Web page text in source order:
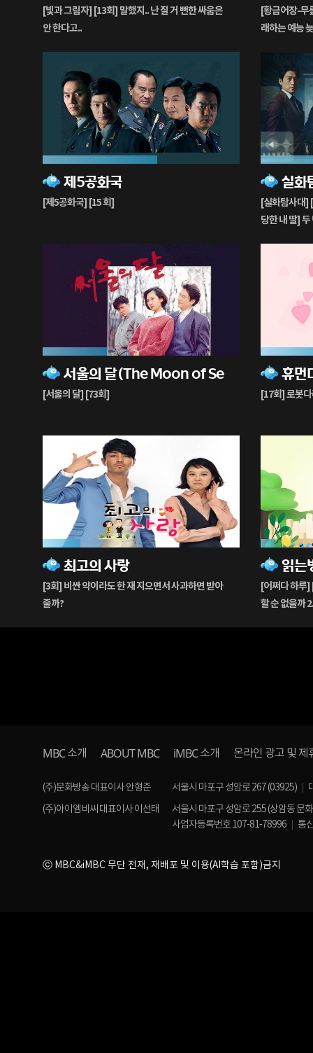
[빛과 그림자] [13회] 말했지.. 난 질 거 뻔한 싸움은
안 한다고..
생
중
[황금어장-무
래하는 예능
생
중
제5공화국
[제5공화국] [15 회]
58%
재
생
실화
[실화탐사대]
당한 내 딸]
67%
재
생
중
[서울의 달] [73회]
33%
재
생
휴먼
[17회] 로봇
29%
재
생
최고의 사랑
[3회] 비싼 약이라도 한 재 지으면서 사과하면 받아
줄까?
19%
재
생
중
읽는
[어쩌다 하루]
할 순 없을까 2. 어쩌다 모퉁이 - 100년의 기억, 인천
7%
재
생
중
MBC소개 ABOUT MBC iMBC소개 온라인 광고 및 제
(주)문화방송 대표이사 안형준 서울시 마포구 성암로 267 (03925)
(주)아이엠비씨 대표이사 이선태
서울시 마포구 성암로 255 (상암동 문
사업자등록번호 107-81-78996
통
ⓒ MBC&iMBC 무단 전재, 재배포 및 이용(AI학습 포함)금지